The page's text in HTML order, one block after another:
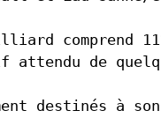
comprend
attendu de
destinés à